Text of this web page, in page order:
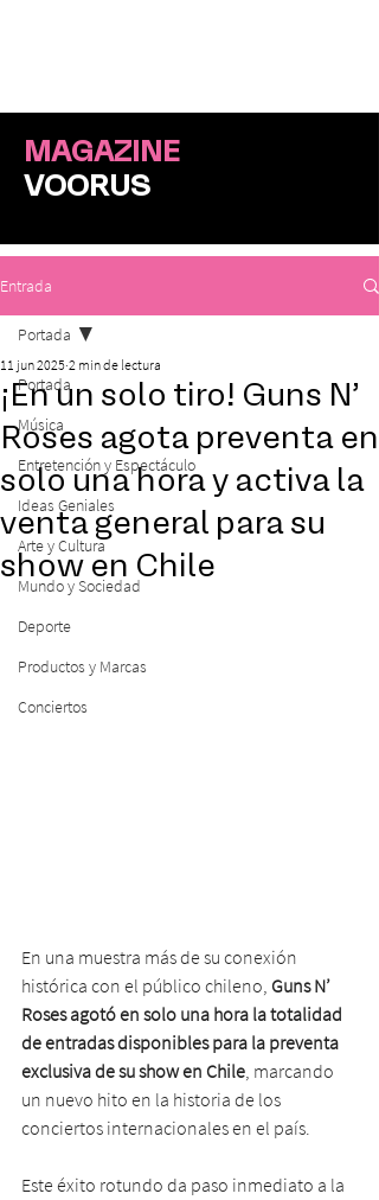
MAGAZINE
VOORUS
Entrada
Portada
Música
Entretención y Espectáculo
Ideas Geniales
Arte y Cultura
Mundo y Sociedad
Deporte
Productos y Marcas
Conciertos
Portada
¡En un solo tiro! Guns N’
Roses agota preventa en
solo una hora y activa la
venta general para su
show en Chile
11 jun 2025 2 min de lectura
En una muestra más de su conexión
histórica con el público chileno, Guns N’
Roses agotó en solo una hora la totalidad
de entradas disponibles para la preventa
exclusiva de su show en Chile, marcando
un nuevo hito en la historia de los
conciertos internacionales en el país.
Este éxito rotundo da paso inmediato a la